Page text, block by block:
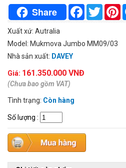
Share FacebookTwitter
Xuất xứ: Autralia
Model: Mukmova Jumbo MM09/03
Nhà sản xuất: DAVEY
Giá: 161.350.000 VNĐ
(Chưa bao gồm VAT)
Tình trạng: Còn hàng
Số lượng :